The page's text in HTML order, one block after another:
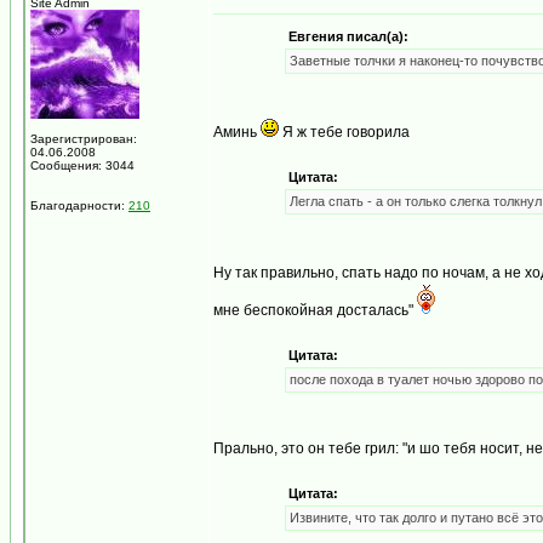
Site Admin
Зарегистрирован:
04.06.2008
Сообщения: 3044
Благодарности: 210
Евгения писал(а):
Заветные толчки я наконец-то
Аминь Я ж тебе говорила
Цитата:
Легла спать - а он только слегка
Ну так правильно, спать надо по ночам, а не
мне беспокойная досталась"
Цитата:
после похода в туалет ночью здорово
Прально, это он тебе грил: "и шо тебя носит,
Цитата:
Извините, что так долго и путано всё